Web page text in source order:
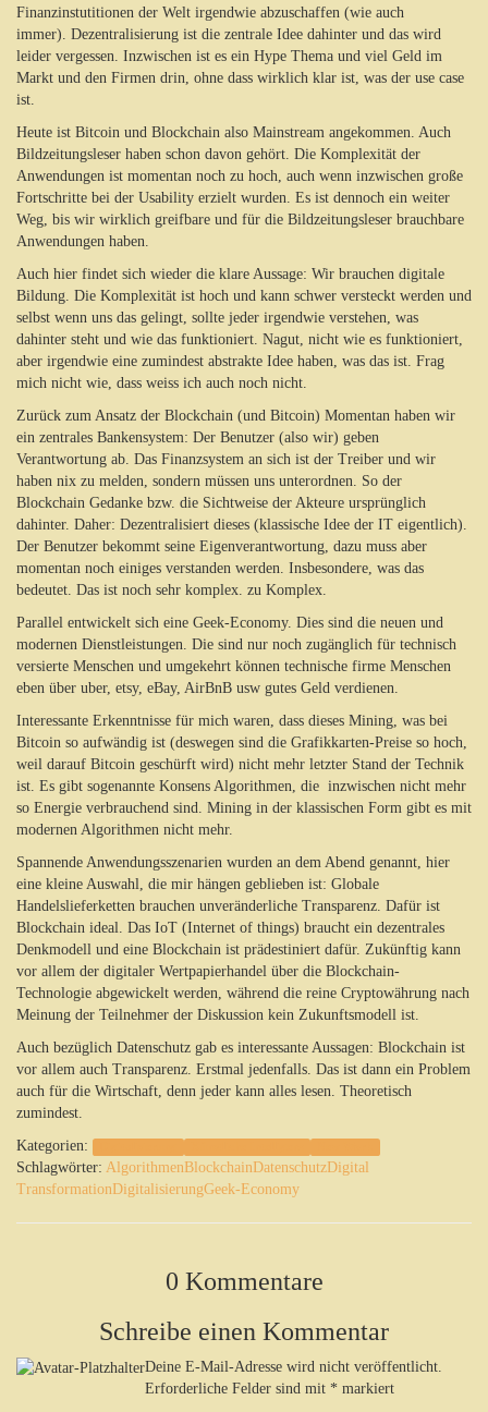
Finanzinstutitionen der Welt irgendwie abzuschaffen (wie auch
immer). Dezentralisierung ist die zentrale Idee dahinter und das wird
leider vergessen. Inzwischen ist es ein Hype Thema und viel Geld im
Markt und den Firmen drin, ohne dass wirklich klar ist, was der use case
ist.
Heute ist Bitcoin und Blockchain also Mainstream angekommen. Auch
Bildzeitungsleser haben schon davon gehört. Die Komplexität der
Anwendungen ist momentan noch zu hoch, auch wenn inzwischen große
Fortschritte bei der Usability erzielt wurden. Es ist dennoch ein weiter
Weg, bis wir wirklich greifbare und für die Bildzeitungsleser brauchbare
Anwendungen haben.
Auch hier findet sich wieder die klare Aussage: Wir brauchen digitale
Bildung. Die Komplexität ist hoch und kann schwer versteckt werden und
selbst wenn uns das gelingt, sollte jeder irgendwie verstehen, was
dahinter steht und wie das funktioniert. Nagut, nicht wie es funktioniert,
aber irgendwie eine zumindest abstrakte Idee haben, was das ist. Frag
mich nicht wie, dass weiss ich auch noch nicht.
Zurück zum Ansatz der Blockchain (und Bitcoin) Momentan haben wir
ein zentrales Bankensystem: Der Benutzer (also wir) geben
Verantwortung ab. Das Finanzsystem an sich ist der Treiber und wir
haben nix zu melden, sondern müssen uns unterordnen. So der
Blockchain Gedanke bzw. die Sichtweise der Akteure ursprünglich
dahinter. Daher: Dezentralisiert dieses (klassische Idee der IT eigentlich).
Der Benutzer bekommt seine Eigenverantwortung, dazu muss aber
momentan noch einiges verstanden werden. Insbesondere, was das
bedeutet. Das ist noch sehr komplex. zu Komplex.
Parallel entwickelt sich eine Geek-Economy. Dies sind die neuen und
modernen Dienstleistungen. Die sind nur noch zugänglich für technisch
versierte Menschen und umgekehrt können technische firme Menschen
eben über uber, etsy, eBay, AirBnB usw gutes Geld verdienen.
Interessante Erkenntnisse für mich waren, dass dieses Mining, was bei
Bitcoin so aufwändig ist (deswegen sind die Grafikkarten-Preise so hoch,
weil darauf Bitcoin geschürft wird) nicht mehr letzter Stand der Technik
ist. Es gibt sogenannte Konsens Algorithmen, die inzwischen nicht mehr
so Energie verbrauchend sind. Mining in der klassischen Form gibt es mit
modernen Algorithmen nicht mehr.
Spannende Anwendungsszenarien wurden an dem Abend genannt, hier
eine kleine Auswahl, die mir hängen geblieben ist: Globale
Handelslieferketten brauchen unveränderliche Transparenz. Dafür ist
Blockchain ideal. Das IoT (Internet of things) braucht ein dezentrales
Denkmodell und eine Blockchain ist prädestiniert dafür. Zukünftig kann
vor allem der digitaler Wertpapierhandel über die Blockchain-
Technologie abgewickelt werden, während die reine Cryptowährung nach
Meinung der Teilnehmer der Diskussion kein Zukunftsmodell ist.
Auch bezüglich Datenschutz gab es interessante Aussagen: Blockchain ist
vor allem auch Transparenz. Erstmal jedenfalls. Das ist dann ein Problem
auch für die Wirtschaft, denn jeder kann alles lesen. Theoretisch
zumindest.
Kategorien:
Schlagwörter: AlgorithmenBlockchainDatenschutzDigital
TransformationDigitalisierungGeek-Economy
0 Kommentare
Schreibe einen Kommentar
Deine E-Mail-Adresse wird nicht veröffentlicht.
Erforderliche Felder sind mit * markiert